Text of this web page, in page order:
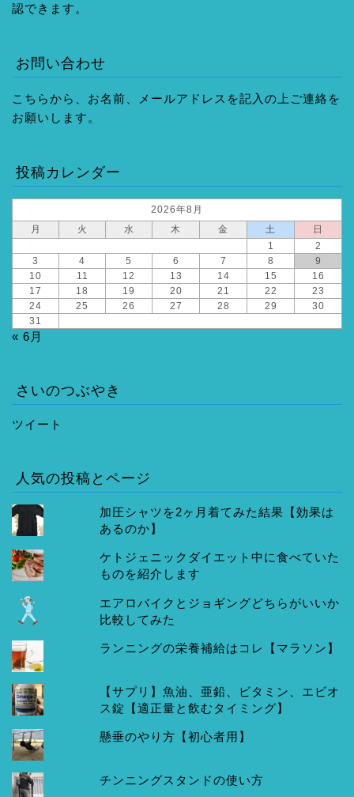
認できます。
お問い合わせ
こちらから、お名前、メールアドレスを記入の上ご連絡を
お願いします。
投稿カレンダー
2026年8月
月
火 水 木 金 土
日
1
2
3
4 5 6 7 8
9
10
11 12 13 14 15
16
17
18 19 20 21 22
23
24
25 26 27 28 29
30
31
« 6月
さいのつぶやき
ツイート
人気の投稿とページ
加圧シャツを2ヶ月着てみた結果【効果は
あるのか】
ケトジェニックダイエット中に食べていた
ものを紹介します
エアロバイクとジョギングどちらがいいか
比較してみた
ランニングの栄養補給はコレ【マラソン】
【サプリ】魚油、亜鉛、ビタミン、エビオ
ス錠【適正量と飲むタイミング】
懸垂のやり方【初心者用】
チンニングスタンドの使い方